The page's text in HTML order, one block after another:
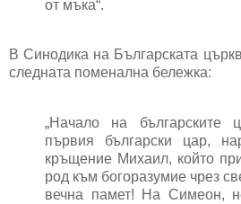
от мъка“.
В Синодика на Българската
следната поменална бележка:
„Начало на българските
първия български цар,
кръщение Михаил, който
род към богоразумие чрез
вечна памет! На Симеон,